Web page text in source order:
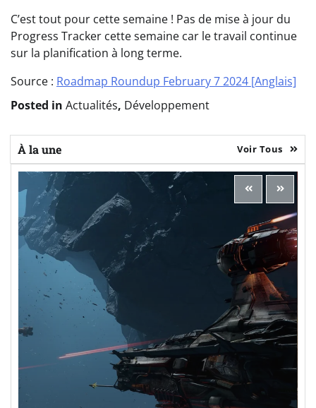
C’est tout pour cette semaine ! Pas de mise à jour du
Progress Tracker cette semaine car le travail continue
sur la planification à long terme.
Source : Roadmap Roundup February 7 2024 [Anglais]
Posted in Actualités, Développement
À la une Voir Tous